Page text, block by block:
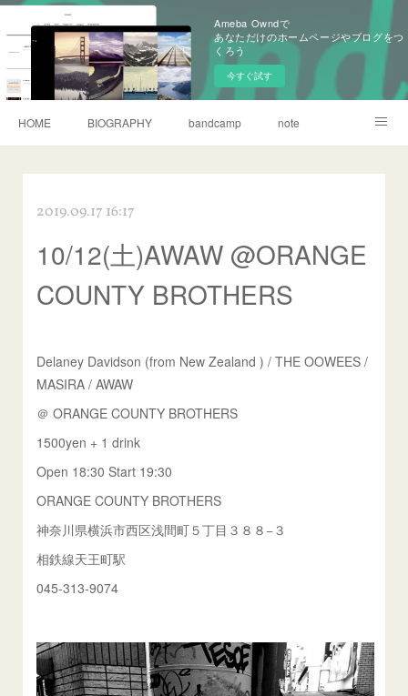
Ameba Owndで
あなただけのホームページやブログをつ
くろう
今すぐ試す
HOME BIOGRAPHY bandcamp note
2019.09.17 16:17
10/12(土)AWAW @ORANGE
COUNTY BROTHERS
Delaney Davidson (from New Zealand ) / THE OOWEES /
MASIRA / AWAW
＠ ORANGE COUNTY BROTHERS
1500yen + 1 drink
Open 18:30 Start 19:30
ORANGE COUNTY BROTHERS
神奈川県横浜市西区浅間町５丁目３８８−３
相鉄線天王町駅
045-313-9074